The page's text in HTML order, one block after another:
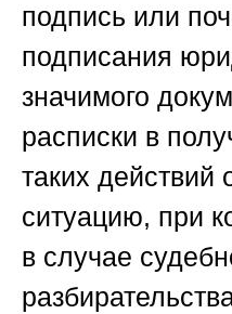
подпись или
подписания
значимого
расписки в
таких действий
ситуацию, при
в случае